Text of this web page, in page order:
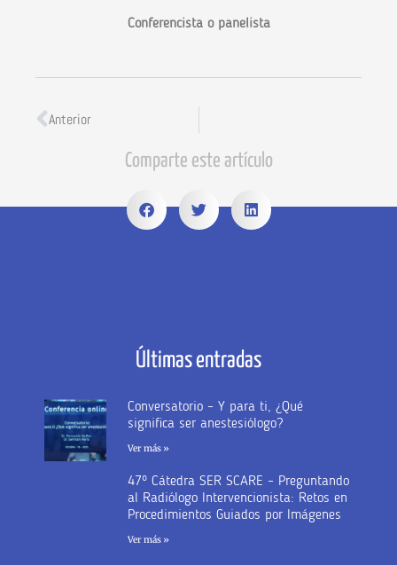
Conferencista o panelista
Anterior
Comparte este artículo
Últimas entradas
Conversatorio – Y para ti, ¿Qué
significa ser anestesiólogo?
Ver más »
47º Cátedra SER SCARE – Preguntando
al Radiólogo Intervencionista: Retos en
Procedimientos Guiados por Imágenes
Ver más »